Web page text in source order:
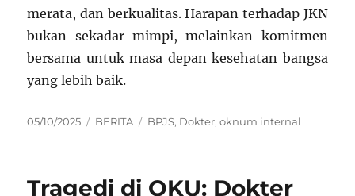
merata, dan berkualitas. Harapan terhadap JKN
bukan sekadar mimpi, melainkan komitmen
bersama untuk masa depan kesehatan bangsa
yang lebih baik.
Posted
05/10/2025 Categories
BERITA Tags
BPJS, Dokter,oknum internal
Tragedi di OKU: Dokter